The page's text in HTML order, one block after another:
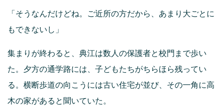
「そうなんだけどね。ご近所の方だから、あまり大ごとに
もできないし」
集まりが終わると、典江は数人の保護者と校門まで歩い
た。夕方の通学路には、子どもたちがちらほら残ってい
る。横断歩道の向こうには古い住宅が並び、その一角に高
木の家があると聞いていた。